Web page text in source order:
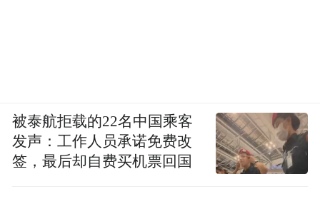
被泰航拒载的22名中国乘客
发声：工作人员承诺免费改
签，最后却自费买机票回国